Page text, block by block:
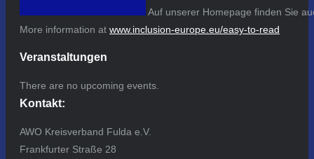
Auf unserer Homepage finden Sie
More information at www.inclusion-europe.eu/easy-to-read
Veranstaltungen
There are no upcoming events.
Kontakt:
AWO Kreisverband Fulda e.V.
Frankfurter Straße 28